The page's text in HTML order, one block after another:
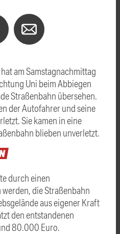
am Samstagnachmittag
Uni beim Abbiegen
Straßenbahn übersehen.
der Autofahrer und seine
Sie kamen in eine
blieben unverletzt.
durch einen
die Straßenbahn
aus eigener Kraft
den entstandenen
80.000 Euro.